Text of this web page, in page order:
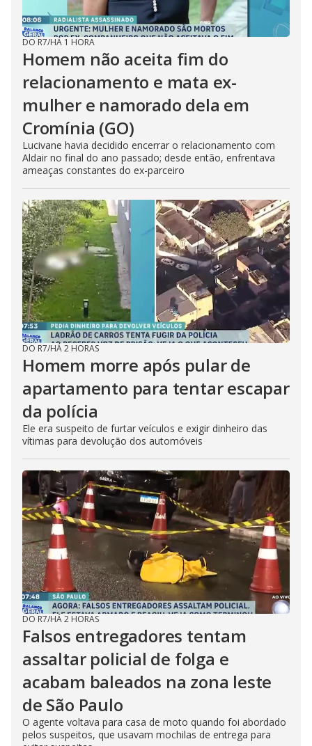
DO R7/HÁ 1 HORA
Homem não aceita fim do
relacionamento e mata ex-
mulher e namorado dela em
Cromínia (GO)
Lucivane havia decidido encerrar o relacionamento com
Aldair no final do ano passado; desde então, enfrentava
ameaças constantes do ex-parceiro
DO R7/HÁ 2 HORAS
Homem morre após pular de
apartamento para tentar escapar
da polícia
Ele era suspeito de furtar veículos e exigir dinheiro das
vítimas para devolução dos automóveis
DO R7/HÁ 2 HORAS
Falsos entregadores tentam
assaltar policial de folga e
acabam baleados na zona leste
de São Paulo
O agente voltava para casa de moto quando foi abordado
pelos suspeitos, que usavam mochilas de entrega para